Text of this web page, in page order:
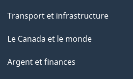
Transport et infrastructure
Le Canada et le monde
Argent et finances